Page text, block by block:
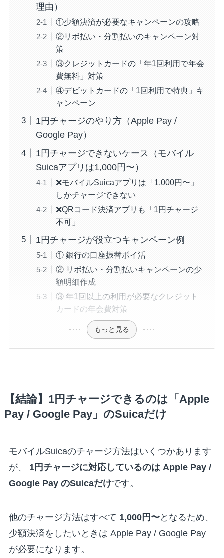
理由）
①少額決済が必要なキャンペーンの攻略
②リボ払い・分割払いのキャンペーン対
策
③クレジットカードの「年1回利用で年会
費無料」対策
④デビットカードの「1回利用で特典」キ
ャンペーン
1円チャージのやり方（Apple Pay /
Google Pay）
1円チャージできないケース（モバイル
Suicaアプリは1,000円〜）
❌モバイルSuicaアプリは「1,000円〜」
しかチャージできない
❌QRコード決済アプリも「1円チャージ
不可」
1円チャージが役立つキャンペーン例
① 銀行の口座振替ポイ活
② リボ払い・分割払いキャンペーンの少
額明細作成
③ 年1回以上の利用が必要なクレジット
カードの年会費対策
もっと見る
【結論】1円チャージできるのは「Apple
Pay / Google Pay」のSuicaだけ
モバイルSuicaのチャージ方法はいくつかあります
が、 1円チャージに対応しているのは Apple Pay /
Google Pay のSuicaだけです。
他のチャージ方法はすべて 1,000円〜となるため、
少額決済をしたいときは Apple Pay / Google Pay
が必要になります。